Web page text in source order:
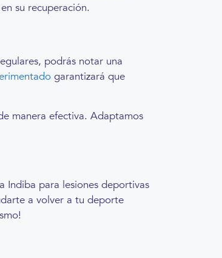
su recuperación.
podrás notar una
garantizará que
manera efectiva. Adaptamos
Indiba para lesiones deportivas
a volver a tu deporte